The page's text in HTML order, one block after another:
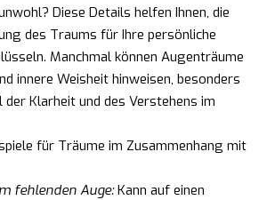
Diese Details helfen Ihnen, die
des Traums für Ihre persönliche
Manchmal können Augenträume
innere Weisheit hinweisen, besonders
der Klarheit und des Verstehens im
für Träume im Zusammenhang mit
fehlenden Auge:Kann auf einen